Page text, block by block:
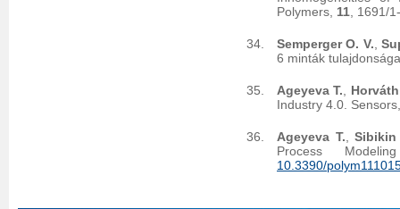
Polymers, 11 , 1691/
Semperger O. V. ,
6 minták
Ageyeva T.
Industry 4.0.
Ageyeva T. ,
Process
10.3390/